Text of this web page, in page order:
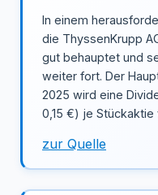
In einem
die ThyssenKrupp
gut behauptet und
weiter fort. Der
2025 wird eine
0,15 €) je Stückaktie
zur Quelle